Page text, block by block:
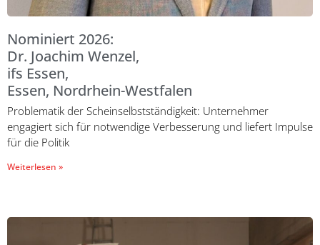
Nominiert 2026:
Dr. Joachim Wenzel,
ifs Essen,
Essen, Nordrhein-Westfalen
Problematik der Scheinselbstständigkeit: Unternehmer
engagiert sich für notwendige Verbesserung und liefert Impulse
für die Politik
Weiterlesen »